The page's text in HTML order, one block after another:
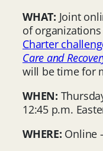
WHAT: Joint
of
Charter
Care and
will be time for
WHEN:
12:45 p.m.
WHERE: Online